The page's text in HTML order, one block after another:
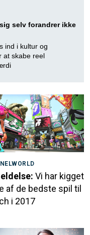
selv forandrer ikke
ind i kultur og
at skabe reel
Vi har kigget
af de bedste spil til
i 2017